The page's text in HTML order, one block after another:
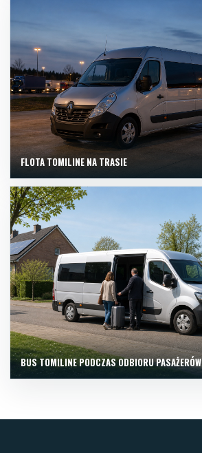
FLOTA TOMILINE NA TRASIE
BUS TOMILINE PODCZAS ODBIORU PASAŻERÓW